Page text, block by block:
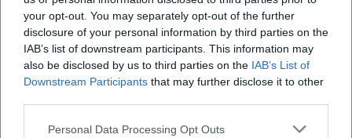
your opt-out. You may separately opt-out of the further
disclosure of your personal information by third parties on the
IAB’s list of downstream participants. This information may
also be disclosed by us to third parties on the IAB’s List of
Downstream Participants that may further disclose it to other
Personal Data Processing Opt Outs
Map unavailable